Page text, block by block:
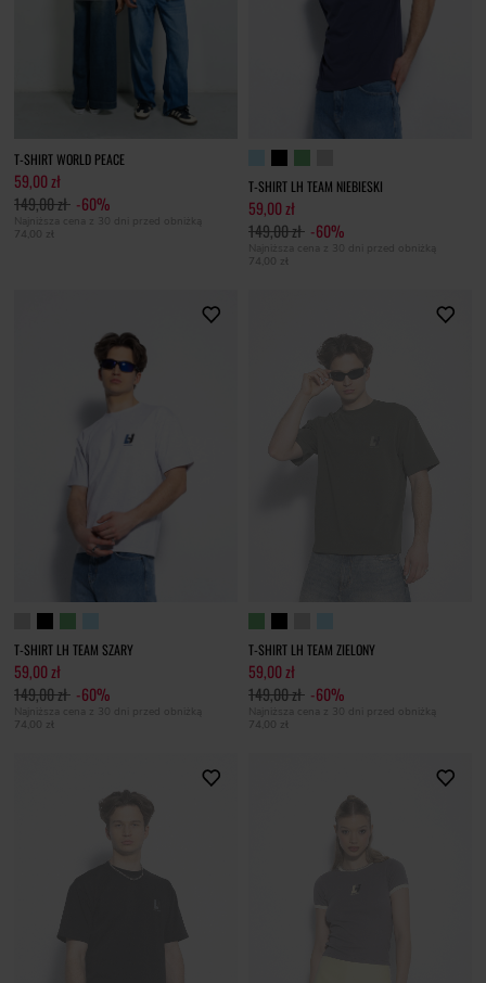
T-SHIRT WORLD PEACE
59,00 zł
149,00 zł -60%
Najniższa cena z 30 dni przed obniżką
74,00 zł
T-SHIRT LH TEAM NIEBIESKI
59,00 zł
149,00 zł -60%
Najniższa cena z 30 dni przed obniżką
74,00 zł
T-SHIRT LH TEAM SZARY
59,00 zł
149,00 zł -60%
Najniższa cena z 30 dni przed obniżką
74,00 zł
T-SHIRT LH TEAM ZIELONY
59,00 zł
149,00 zł -60%
Najniższa cena z 30 dni przed obniżką
74,00 zł